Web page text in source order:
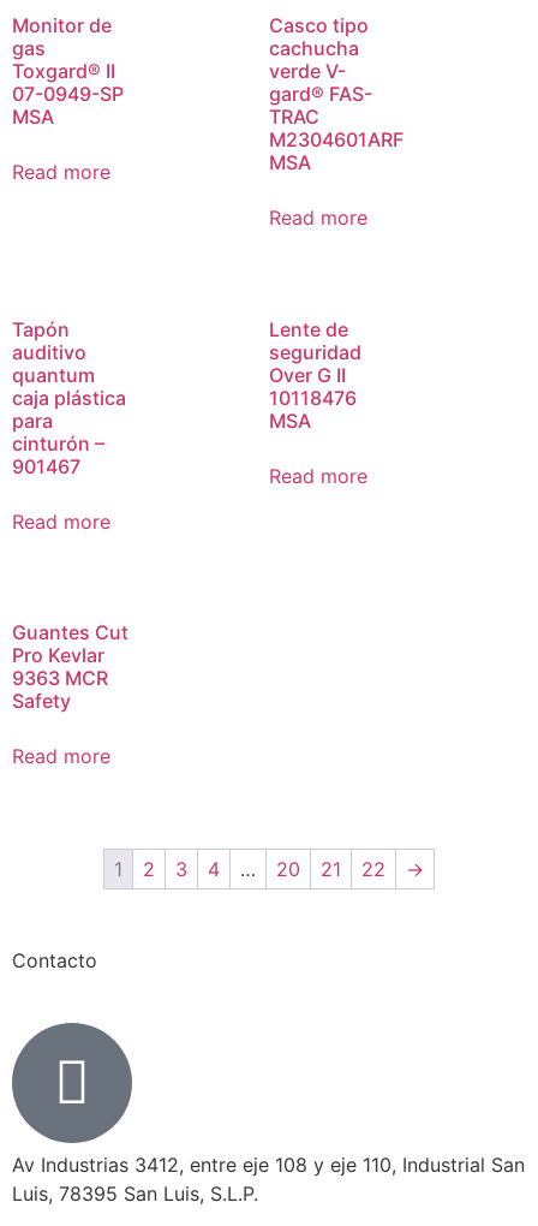
Monitor de
gas
Toxgard® II
07-0949-SP
MSA
Read more
Casco tipo
cachucha
verde V-
gard® FAS-
TRAC
M2304601ARF
MSA
Read more
Tapón
auditivo
quantum
caja plástica
para
cinturón –
901467
Read more
Lente de
seguridad
Over G II
10118476
MSA
Read more
Guantes Cut
Pro Kevlar
9363 MCR
Safety
Read more
1 2 3 4 … 20 21 22 →
Contacto
Av Industrias 3412, entre eje 108 y eje 110, Industrial San
Luis, 78395 San Luis, S.L.P.